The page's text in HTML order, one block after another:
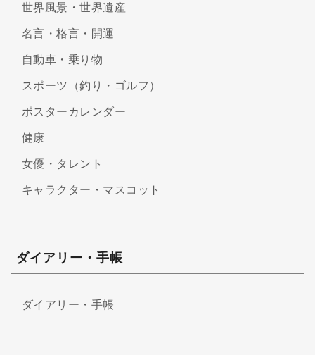
世界風景・世界遺産
名言・格言・開運
自動車・乗り物
スポーツ（釣り・ゴルフ）
ポスターカレンダー
健康
女優・タレント
キャラクター・マスコット
ダイアリー・手帳
ダイアリー・手帳